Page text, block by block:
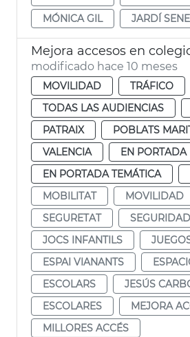
MÓNICA GIL
JARDÍ
modificado hace 10 meses
MOVILIDAD
TRÁFICO
TODAS LAS AUDIENCIAS
PATRAIX
POBLATS
VALENCIA
EN PORTADA
EN PORTADA TEMÁTICA
MOBILITAT
MOVILIDAD
SEGURETAT
SEGURIDAD
JOCS INFANTILS
ESPAI VIANANTS
ESCOLARS
JESÚS
ESCOLARES
MEJORA
MILLORES ACCÉS